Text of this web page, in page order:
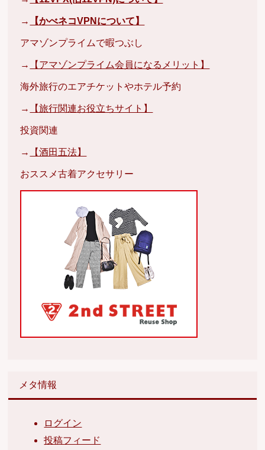
→ 【かべネコVPNについて】
アマゾンプライムで暇つぶし
→ 【アマゾンプライム会員になるメリット】
海外旅行のエアチケットやホテル予約
→ 【旅行関連お役立ちサイト】
投資関連
→ 【酒田五法】
おススメ古着アクセサリー
メタ情報
ログイン
投稿フィード